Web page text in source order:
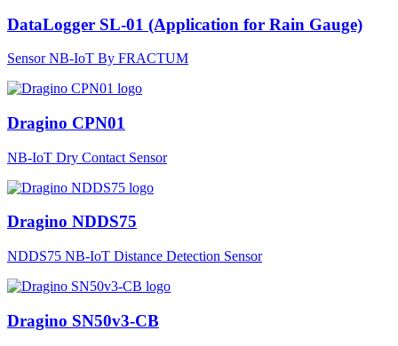
DataLogger SL-01 (Application for Rain Gauge)
Sensor NB-IoT By FRACTUM
Dragino CPN01
NB-IoT Dry Contact Sensor
Dragino NDDS75
NDDS75 NB-IoT Distance Detection Sensor
Dragino SN50v3-CB